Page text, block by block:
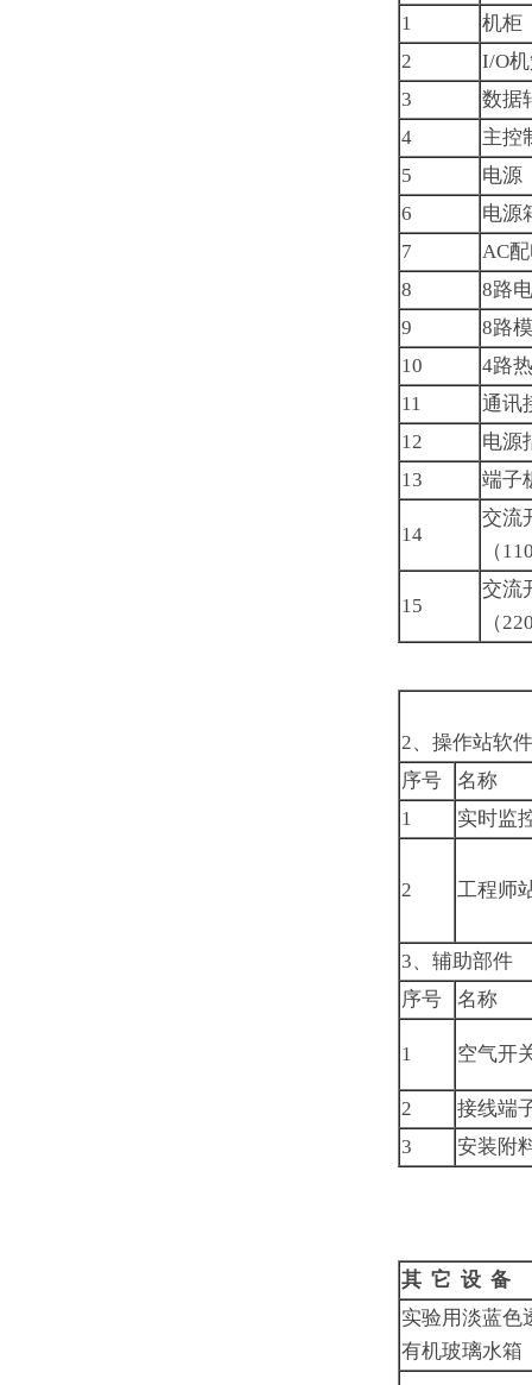
1
机柜
2
I/O
3
数据
4
主控
5
电源
6
电源
7
AC
8
8路
9
8路
10
4路
11
通讯
12
电源
13
端子
14
交流
（
15
交流
（
2、操作站软件
序号
名称
1
实时监
2 工程师
3、辅助部件
序号
名称
1 空气开
2
接线端
3
安装附
其 它 设 备
实验用淡蓝色
有机玻璃水箱